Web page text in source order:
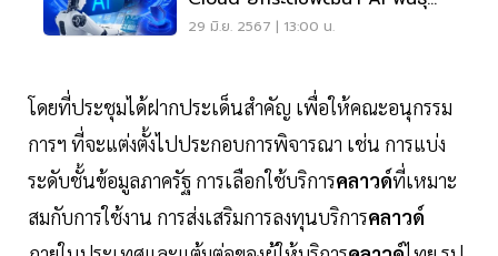
ไทย
29 มิ.ย. 2567 | 13:00 น.
โดยที่ประชุมได้ฝากประเด็นสำคัญ เพื่อให้คณะอนุกรรม
การฯ ที่จะแต่งตั้งไปประกอบการพิจารณา เช่น การแบ่ง
ระดับชั้นข้อมูลภาครัฐ การเลือกใช้บริการคลาวด์ที่เหมาะ
สมกับการใช้งาน การส่งเสริมการลงทุนบริการคลาวด์